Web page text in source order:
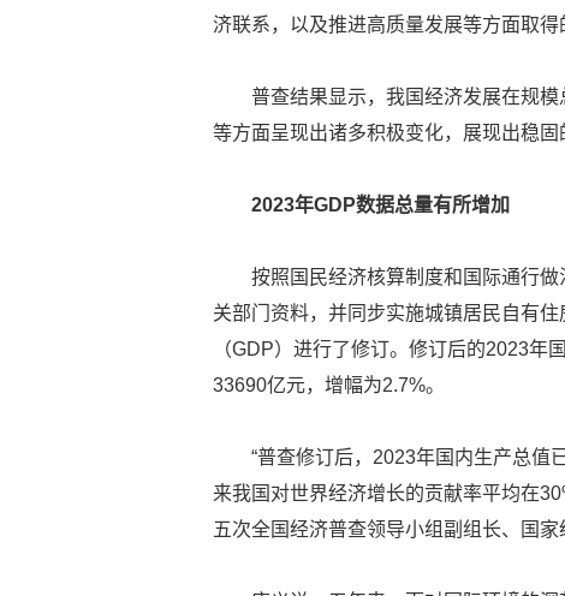
济联系，以及推进高质量发展等方面取得
普查结果显示，我国经济发展在规
等方面呈现出诸多积极变化，展现出稳固
2023年GDP数据总量有所增加
按照国民经济核算制度和国际通行
关部门资料，并同步实施城镇居民自有
（GDP）进行了修订。修订后的2023年
33690亿元，增幅为2.7%。
“普查修订后，2023年国内生产总值
来我国对世界经济增长的贡献率平均在
五次全国经济普查领导小组副组长、国